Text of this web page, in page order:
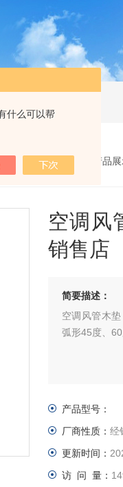
什么可以帮
的位置：网站首页 产品
空调风
销售店
简要描述：
空调风管木
弧形45度、
产品型号：
厂商性质： 经
更新时间：
访 问 量：